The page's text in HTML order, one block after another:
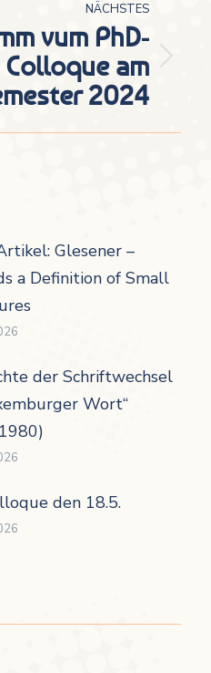
NÄCHSTES
vum PhD-
Colloque am
2024
Glesener –
a Definition of Small
der Schriftwechsel
Wort“
den 18.5.